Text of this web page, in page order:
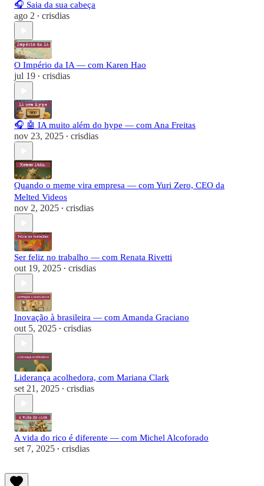
🎧 Saia da sua cabeça
ago 2 • crisdias
O Império da IA — com Karen Hao
jul 19 • crisdias
🎧 🤖 IA muito além do hype — com Ana Freitas
nov 23, 2025 • crisdias
Quando o meme vira empresa — com Yuri Zero, CEO da
Melted Videos
nov 2, 2025 • crisdias
Ser feliz no trabalho — com Renata Rivetti
out 19, 2025 • crisdias
Inovação à brasileira — com Amanda Graciano
out 5, 2025 • crisdias
Liderança acolhedora, com Mariana Clark
set 21, 2025 • crisdias
A vida do rico é diferente — com Michel Alcoforado
set 7, 2025 • crisdias